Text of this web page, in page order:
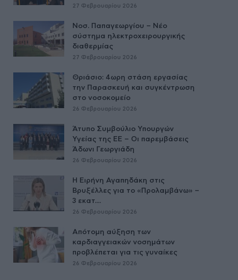
27 Φεβρουαρίου 2026
Νοσ. Παπαγεωργίου – Νέο
σύστημα ηλεκτροχειρουργικής
διαθερμίας
27 Φεβρουαρίου 2026
Θριάσιο: 4ωρη στάση εργασίας
την Παρασκευή και συγκέντρωση
στο νοσοκομείο
26 Φεβρουαρίου 2026
Άτυπο Συμβούλιο Υπουργών
Υγείας της ΕE – Οι παρεμβάσεις
Άδωνι Γεωργιάδη
26 Φεβρουαρίου 2026
Η Ειρήνη Αγαπηδάκη στις
Βρυξέλλες για το «Προλαμβάνω» –
3 εκατ....
26 Φεβρουαρίου 2026
Απότομη αύξηση των
καρδιαγγειακών νοσημάτων
προβλέπεται για τις γυναίκες
26 Φεβρουαρίου 2026